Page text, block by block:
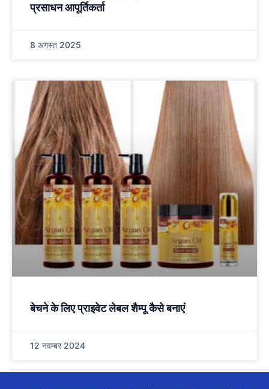
प्रसाधन आपूर्तिकर्ता
8 अगस्त 2025
बेचने के लिए प्राइवेट लेबल शैम्पू कैसे बनाएं
12 नवम्बर 2024